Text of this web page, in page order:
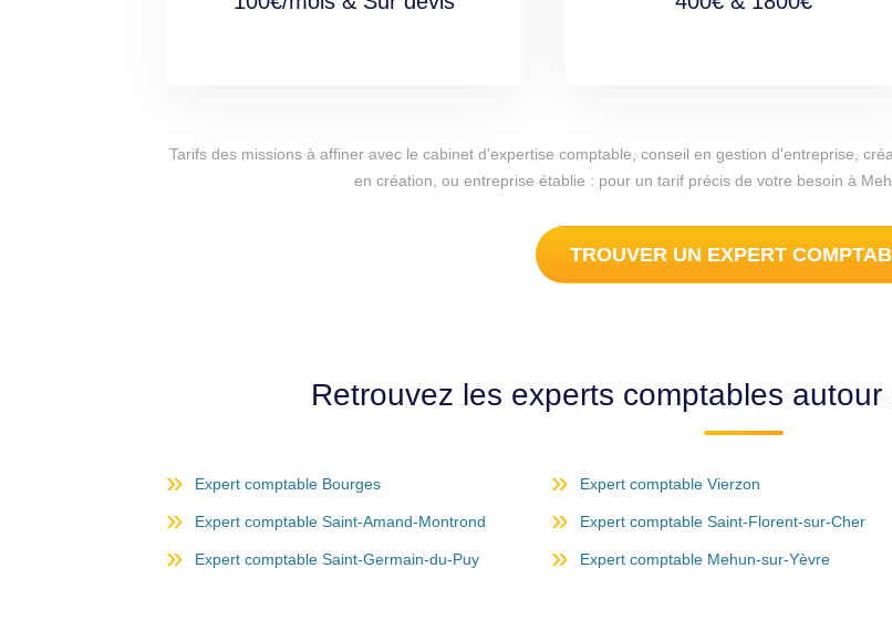
Tarifs des missions à affiner avec le cabinet d'expertise comptable, conseil en gestion d'entreprise,
en création, ou entreprise établie : pour un tarif précis de votre besoin à
TROUVER UN EXPERT
Retrouvez les experts comptables
Expert comptable Bourges Expert comptable Vierzon
Expert comptable Saint-Amand-Montrond Expert comptable Saint-Florent-sur-Cher
Expert comptable Saint-Germain-du-Puy Expert comptable Mehun-sur-Yèvre